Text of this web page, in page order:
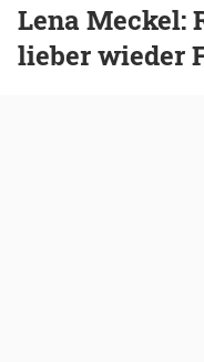
Lena Meckel:
lieber wieder